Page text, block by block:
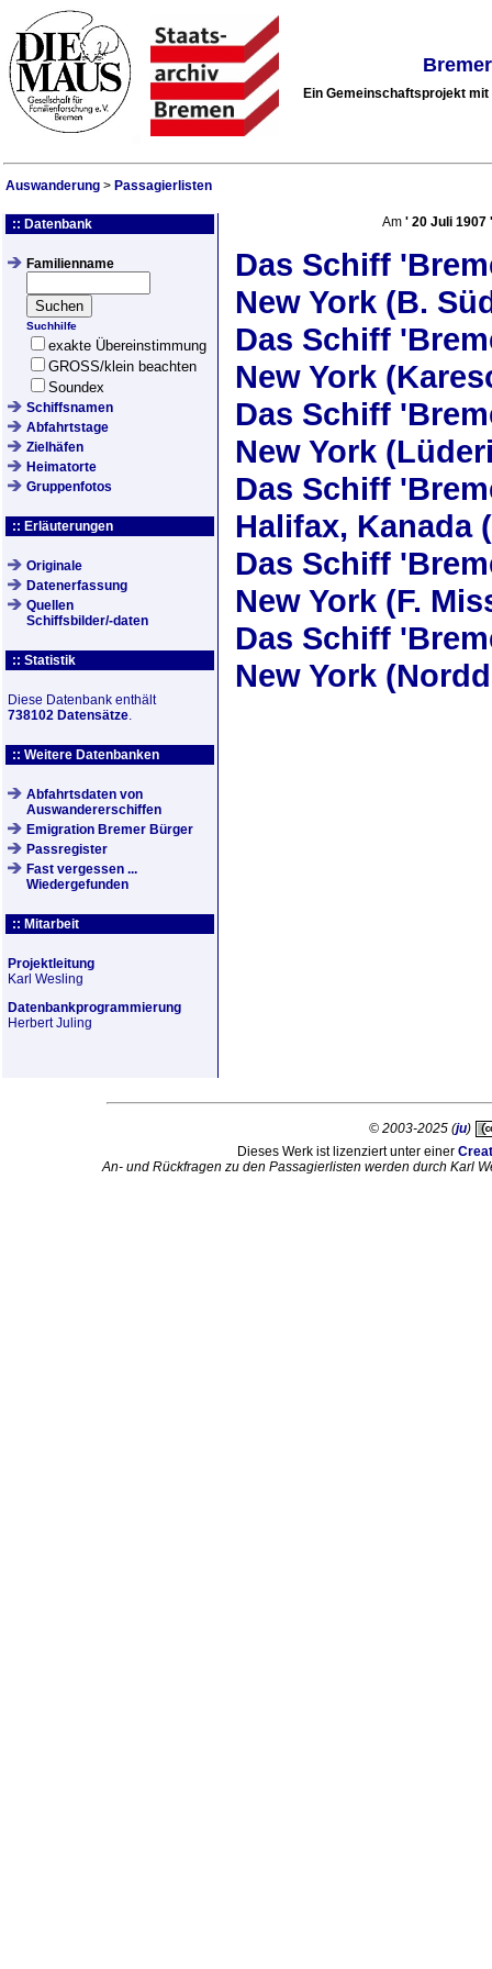
Ein Gemeinschaftsprojekt
Auswanderung > Passagierlisten
:: Datenbank
Familienname
Suchhilfe
exakte Übereinstimmung
GROSS/klein beachten
Soundex
Schiffsnamen
Abfahrtstage
Zielhäfen
Heimatorte
Gruppenfotos
:: Erläuterungen
Originale
Datenerfassung
Quellen
Schiffsbilder/-daten
:: Statistik
Diese Datenbank enthält
738102 Datensätze.
:: Weitere Datenbanken
Abfahrtsdaten von
Auswandererschiffen
Emigration Bremer Bürger
Passregister
Fast vergessen ...
Wiedergefunden
:: Mitarbeit
Projektleitung
Karl Wesling
Datenbankprogrammierung
Herbert Juling
Am ' 20 Juli 1907 '
Das Schiff
New York (B.
Das Schiff
New York
Das Schiff
New York
Das Schiff
Halifax, Kanada
Das Schiff
New York (F.
Das Schiff
New York
© 2003-2025 (ju)
Dieses Werk ist lizenziert unter einer
An- und Rückfragen zu den Passagierlisten werden durch Karl